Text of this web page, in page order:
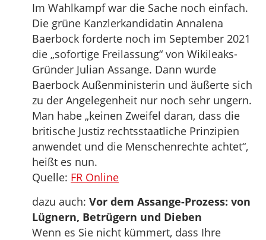
Im Wahlkampf war die Sache noch einfach.
Die grüne Kanzlerkandidatin Annalena
Baerbock forderte noch im September 2021
die „sofortige Freilassung“ von Wikileaks-
Gründer Julian Assange. Dann wurde
Baerbock Außenministerin und äußerte sich
zu der Angelegenheit nur noch sehr ungern.
Man habe „keinen Zweifel daran, dass die
britische Justiz rechtsstaatliche Prinzipien
anwendet und die Menschenrechte achtet“,
heißt es nun.
Quelle: FR Online
dazu auch: Vor dem Assange-Prozess: von
Lügnern, Betrügern und Dieben
Wenn es Sie nicht kümmert, dass Ihre